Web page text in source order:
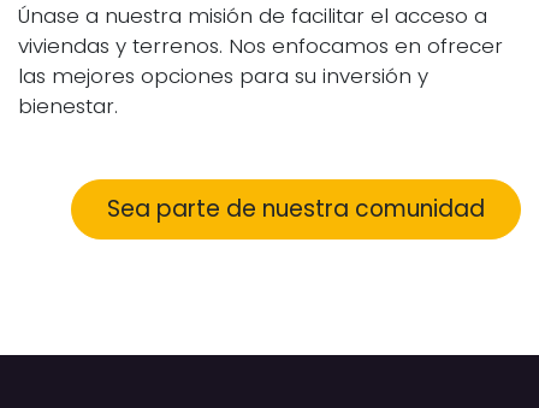
Únase a nuestra misión de facilitar el acceso a
viviendas y terrenos. Nos enfocamos en ofrecer
las mejores opciones para su inversión y
bienestar.
Sea parte de nuestra comunidad